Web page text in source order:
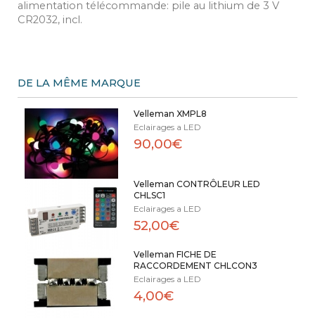
alimentation télécommande: pile au lithium de 3 V
CR2032, incl.
DE LA MÊME MARQUE
Velleman XMPL8
Eclairages a LED
90,00€
Velleman CONTRÔLEUR LED
CHLSC1
Eclairages a LED
52,00€
Velleman FICHE DE
RACCORDEMENT CHLCON3
Eclairages a LED
4,00€